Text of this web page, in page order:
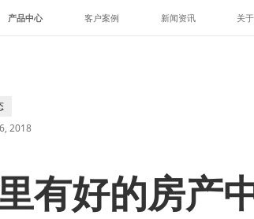
产品中心 客户案例 新闻资讯 关
2018
有好的房产